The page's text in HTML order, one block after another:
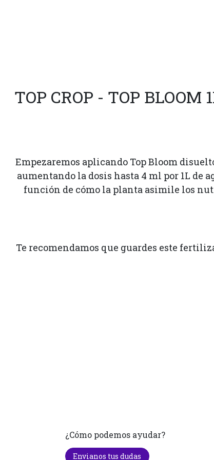
TOP CROP - TOP BLOOM
Empezaremos aplicando Top Bloom
aumentando la dosis hasta 4 ml por 1L de
función de cómo la planta asimile los
Te recomendamos que guardes este
¿Cómo podemos ayudar?
Envianos tus dudas